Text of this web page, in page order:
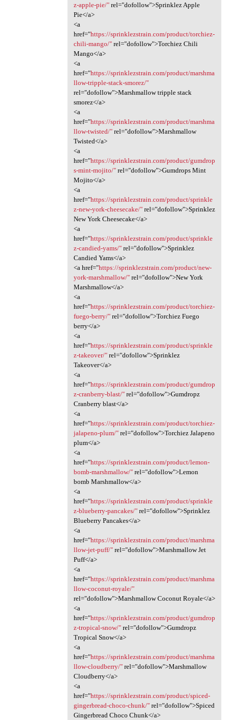
z-apple-pie/"rel="dofollow">Sprinklez Apple
Pie</a>
<a
href="https://sprinklezstrain.com/product/torchiez-
chili-mango/"rel="dofollow">Torchiez Chili
Mango</a>
<a
href="https://sprinklezstrain.com/product/marshma
llow-tripple-stack-smorez/"
rel="dofollow">Marshmallow tripple stack
smorez</a>
<a
href="https://sprinklezstrain.com/product/marshma
llow-twisted/"rel="dofollow">Marshmallow
Twisted</a>
<a
href="https://sprinklezstrain.com/product/gumdrop
s-mint-mojito/"rel="dofollow">Gumdrops Mint
Mojito</a>
<a
href="https://sprinklezstrain.com/product/sprinkle
z-new-york-cheesecake/"rel="dofollow">Sprinklez
New York Cheesecake</a>
<a
href="https://sprinklezstrain.com/product/sprinkle
z-candied-yams/"rel="dofollow">Sprinklez
Candied Yams</a>
<a href="https://sprinklezstrain.com/product/new-
york-marshmallow/"rel="dofollow">New York
Marshmallow</a>
<a
href="https://sprinklezstrain.com/product/torchiez-
fuego-berry/"rel="dofollow">Torchiez Fuego
berry</a>
<a
href="https://sprinklezstrain.com/product/sprinkle
z-takeover/"rel="dofollow">Sprinklez
Takeover</a>
<a
href="https://sprinklezstrain.com/product/gumdrop
z-cranberry-blast/"rel="dofollow">Gumdropz
Cranberry blast</a>
<a
href="https://sprinklezstrain.com/product/torchiez-
jalapeno-plum/"rel="dofollow">Torchiez Jalapeno
plum</a>
<a
href="https://sprinklezstrain.com/product/lemon-
bomb-marshmallow/"rel="dofollow">Lemon
bomb Marshmallow</a>
<a
href="https://sprinklezstrain.com/product/sprinkle
z-blueberry-pancakes/"rel="dofollow">Sprinklez
Blueberry Pancakes</a>
<a
href="https://sprinklezstrain.com/product/marshma
llow-jet-puff/"rel="dofollow">Marshmallow Jet
Puff</a>
<a
href="https://sprinklezstrain.com/product/marshma
llow-coconut-royale/"
rel="dofollow">Marshmallow Coconut Royale</a>
<a
href="https://sprinklezstrain.com/product/gumdrop
z-tropical-snow/"rel="dofollow">Gumdropz
Tropical Snow</a>
<a
href="https://sprinklezstrain.com/product/marshma
llow-cloudberry/"rel="dofollow">Marshmallow
Cloudberry</a>
<a
href="https://sprinklezstrain.com/product/spiced-
gingerbread-choco-chunk/"rel="dofollow">Spiced
Gingerbread Choco Chunk</a>